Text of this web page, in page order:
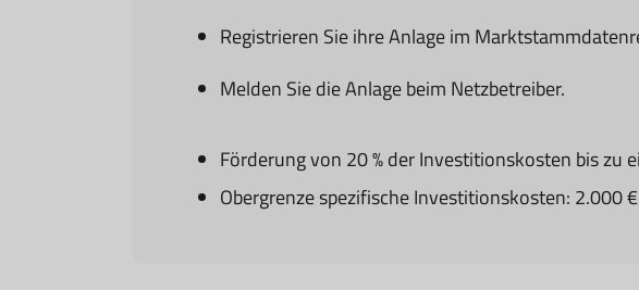
Registrieren Sie ihre Anlage im
Melden Sie die Anlage beim Netzbetreiber.
Förderung von 20 % der Investitionskosten bis zu
Obergrenze spezifische Investitionskosten: 2.000